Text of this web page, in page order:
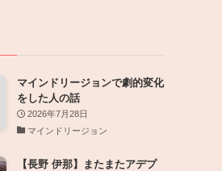
マインドリージョンで劇的変化
をした人の話
2026年7月28日
マインドリージョン
【長野 伊那】またまたアデプ